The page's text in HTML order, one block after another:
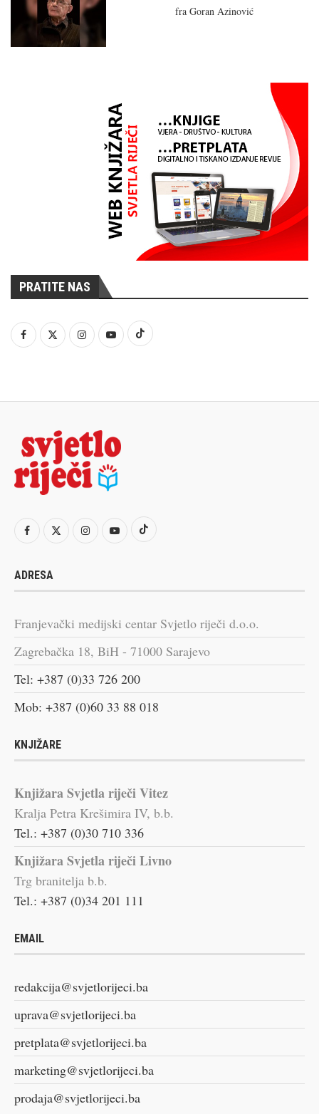
fra Goran Azinović
PRATITE NAS
ADRESA
Franjevački medijski centar Svjetlo riječi d.o.o.
Zagrebačka 18, BiH - 71000 Sarajevo
Tel: +387 (0)33 726 200
Mob: +387 (0)60 33 88 018
KNJIŽARE
Knjižara Svjetla riječi Vitez
Kralja Petra Krešimira IV, b.b.
Tel.: +387 (0)30 710 336
Knjižara Svjetla riječi Livno
Trg branitelja b.b.
Tel.: +387 (0)34 201 111
EMAIL
redakcija@svjetlorijeci.ba
uprava@svjetlorijeci.ba
pretplata@svjetlorijeci.ba
marketing@svjetlorijeci.ba
prodaja@svjetlorijeci.ba